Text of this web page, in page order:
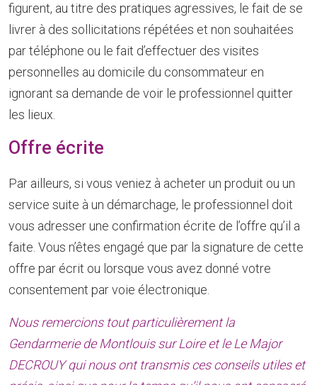
figurent, au titre des pratiques agressives, le fait de se
livrer à des sollicitations répétées et non souhaitées
par téléphone ou le fait d’effectuer des visites
personnelles au domicile du consommateur en
ignorant sa demande de voir le professionnel quitter
les lieux.
Offre écrite
Par ailleurs, si vous veniez à acheter un produit ou un
service suite à un démarchage, le professionnel doit
vous adresser une confirmation écrite de l’offre qu’il a
faite. Vous n’êtes engagé que par la signature de cette
offre par écrit ou lorsque vous avez donné votre
consentement par voie électronique.
Nous remercions tout particulièrement la
Gendarmerie de Montlouis sur Loire et le Le Major
DECROUY qui nous ont transmis ces conseils utiles et